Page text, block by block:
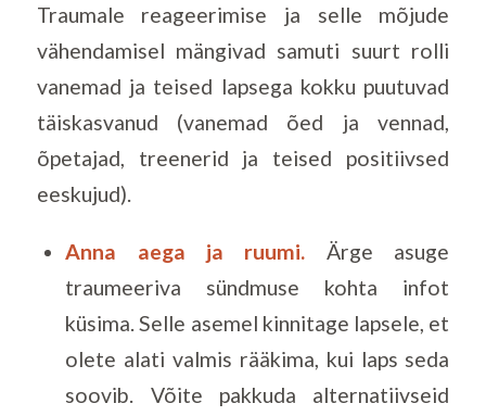
Traumale reageerimise ja selle mõjude
vähendamisel mängivad samuti suurt rolli
vanemad ja teised lapsega kokku puutuvad
täiskasvanud (vanemad õed ja vennad,
õpetajad, treenerid ja teised positiivsed
eeskujud).
Anna aega ja ruumi. Ärge asuge
traumeeriva sündmuse kohta infot
küsima. Selle asemel kinnitage lapsele, et
olete alati valmis rääkima, kui laps seda
soovib. Võite pakkuda alternatiivseid